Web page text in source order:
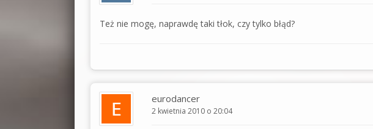
Też nie mogę, naprawdę taki tłok, czy tylko błąd?
eurodancer
2 kwietnia 2010 o 20:04